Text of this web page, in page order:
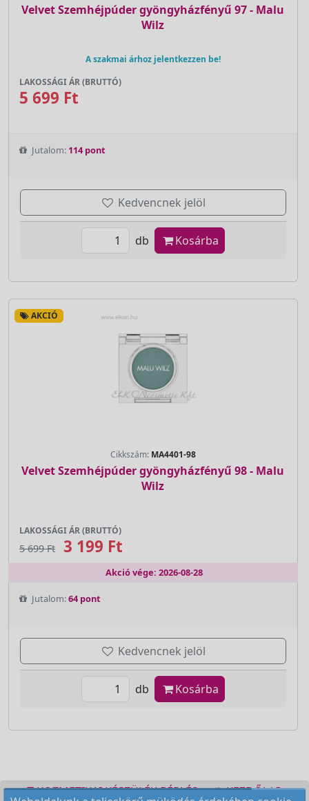
Velvet Szemhéjpúder gyöngyházfényű 97 - Malu
Wilz
A szakmai árhoz jelentkezzen be!
LAKOSSÁGI ÁR (BRUTTÓ)
5 699 Ft
Jutalom: 114 pont
Kedvencnek jelöl
db Kosárba
AKCIÓ
Cikkszám: MA4401-98
Velvet Szemhéjpúder gyöngyházfényű 98 - Malu
Wilz
LAKOSSÁGI ÁR (BRUTTÓ)
5 699 Ft 3 199 Ft
Akció vége: 2026-08-28
Jutalom:64 pont
Kedvencnek jelöl
db Kosárba
KOZMETIKAI KÉSZÜLÉK BÉRLÉS KEZDŐLAP